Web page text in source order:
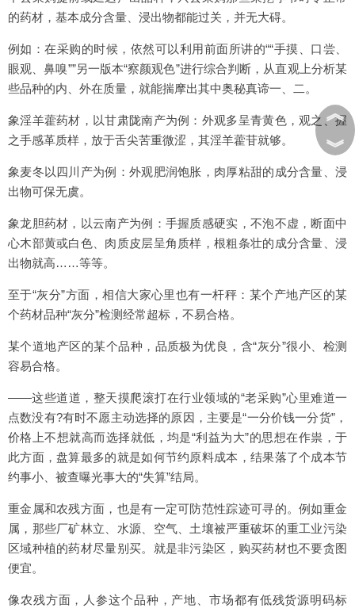
的药材，基本成分含量、浸出物都能过关，并无大碍。
例如：在采购的时候，依然可以利用前面所讲的““手摸、口尝、
眼观、鼻嗅””另一版本“察颜观色”进行综合判断，从直观上分析某
些品种的内、外在质量，就能揣摩出其中奥秘真谛一、二。
象淫羊藿药材，以甘肃陇南产为例：外观多呈青黄色，观之、握
之手感革质样，放于舌尖苦重微涩，其淫羊藿苷就够。
象麦冬以四川产为例：外观肥润饱胀，肉厚粘甜的成分含量、浸
出物可保无虞。
象龙胆药材，以云南产为例：手握质感硬实，不泡不虚，断面中
心木部黄或白色、肉质皮层呈角质样，根粗条壮的成分含量、浸
出物就高……等等。
至于“灰分”方面，相信大家心里也有一杆秤：某个产地产区的某
个药材品种“灰分”检测经常超标，不易合格。
某个道地产区的某个品种，品质极为优良，含“灰分”很小、检测
容易合格。
——这些道道，整天摸爬滚打在行业领域的“老采购”心里难道一
点数没有?有时不愿主动选择的原因，主要是“一分价钱一分货”，
价格上不想就高而选择就低，均是“利益为大”的思想在作祟，于
此方面，盘算最多的就是如何节约原料成本，结果落了个成本节
约事小、被查曝光事大的“失算”结局。
重金属和农残方面，也是有一定可防范性踪迹可寻的。例如重金
属，那些厂矿林立、水源、空气、土壤被严重破坏的重工业污染
区域种植的药材尽量别买。就是非污染区，购买药材也不要贪图
便宜。
像农残方面，人参这个品种，产地、市场都有低残货源明码标
︽
︾